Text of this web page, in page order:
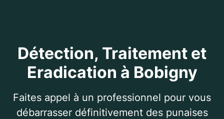
Détection, Traitement et
Eradication à Bobigny
Faites appel à un professionnel pour vous
débarrasser définitivement des punaises